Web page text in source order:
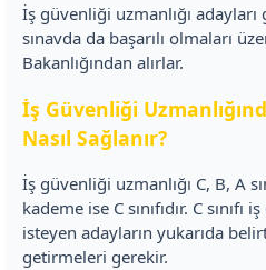
İş güvenliği uzmanlığı adayları
sınavda da başarılı olmaları
Bakanlığından alırlar.
İş Güvenliği
Nasıl Sağlanır?
İş güvenliği uzmanlığı C, B, A
kademe ise C sınıfıdır. C
isteyen adayların yukarıda
getirmeleri gerekir.